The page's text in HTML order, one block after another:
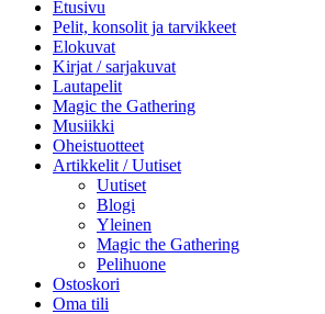
Etusivu
Pelit, konsolit ja tarvikkeet
Elokuvat
Kirjat / sarjakuvat
Lautapelit
Magic the Gathering
Musiikki
Oheistuotteet
Artikkelit / Uutiset
Uutiset
Blogi
Yleinen
Magic the Gathering
Pelihuone
Ostoskori
Oma tili